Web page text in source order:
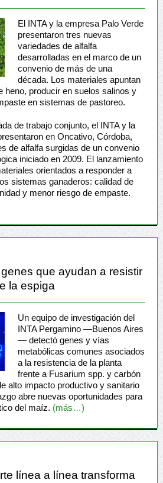
El INTA y la empresa Palo Verde
presentaron tres nuevas
variedades de alfalfa
desarrolladas en el marco de un
convenio de más de una
década. Los materiales apuntan
heno, producir en suelos salinos y
en sistemas de pastoreo.
de trabajo conjunto, el INTA y la
en Oncativo, Córdoba,
de alfalfa surgidas de un convenio
iniciado en 2009. El lanzamiento
orientados a responder a
sistemas ganaderos: calidad de
y menor riesgo de empaste.
que ayudan a resistir
la espiga
Un equipo de investigación del
INTA Pergamino —Buenos Aires
— detectó genes y vías
metabólicas comunes asociados
a la resistencia de la planta
frente a Fusarium spp. y carbón
alto impacto productivo y sanitario
abre nuevas oportunidades para
del maíz. (más…)
línea a línea transforma